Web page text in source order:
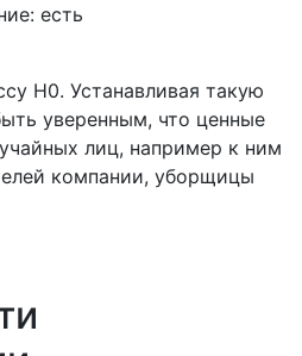
есть
Н0. Устанавливая такую
уверенным, что ценные
лиц, например к ним
компании, уборщицы